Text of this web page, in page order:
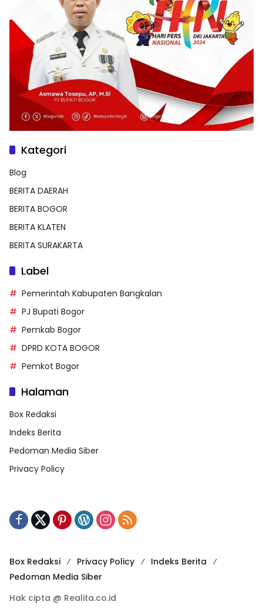
Kategori
Blog
BERITA DAERAH
BERITA BOGOR
BERITA KLATEN
BERITA SURAKARTA
Label
Pemerintah Kabupaten Bangkalan
PJ Bupati Bogor
Pemkab Bogor
DPRD KOTA BOGOR
Pemkot Bogor
Halaman
Box Redaksi
Indeks Berita
Pedoman Media Siber
Privacy Policy
Box Redaksi Privacy Policy
Indeks Berita
Pedoman Media Siber
Hak cipta @ Realita.co.id